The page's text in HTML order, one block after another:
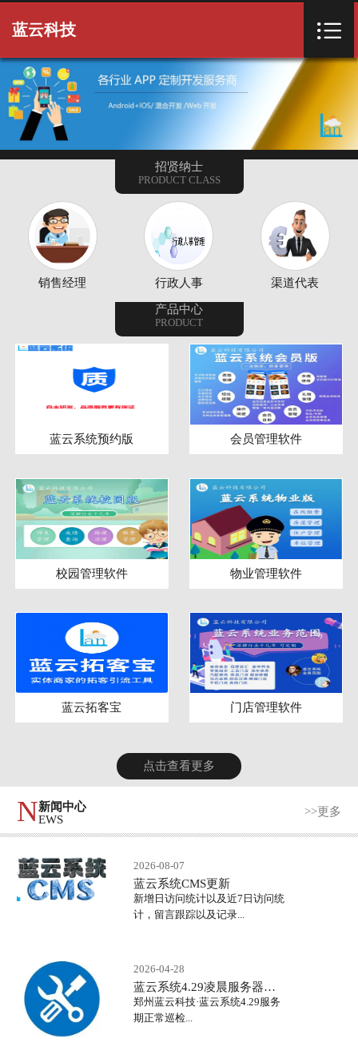
关于我们
产品项目
客户案例
常用下载
招贤纳士
联系我们
蓝云科技 
招贤纳士
PRODUCT CLASS
销售经理 行政人事 渠道代表
产品中心
PRODUCT
蓝云系统预约版 会员管理软件
校园管理软件 物业管理软件
蓝云拓客宝 门店管理软件
点击查看更多
N新闻中心
EWS
>>更多
2026-08-07
蓝云系统CMS更新
新增日访问统计以及近7日访问统
计，留言跟踪以及记录...
2026-04-28
蓝云系统4.29凌晨服务器正常巡检
郑州蓝云科技·蓝云系统4.29服务
期正常巡检...